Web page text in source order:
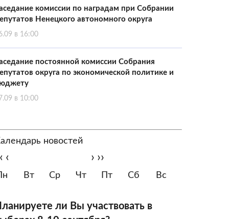
комиссии по наградам при Собрании
Ненецкого автономного округа
в 16:00
постоянной комиссии Собрания
округа по экономической политике и
в 10:00
новостей
‹ › ››
Вт Ср Чт Пт Сб Вс
Планируете ли Вы участвовать в